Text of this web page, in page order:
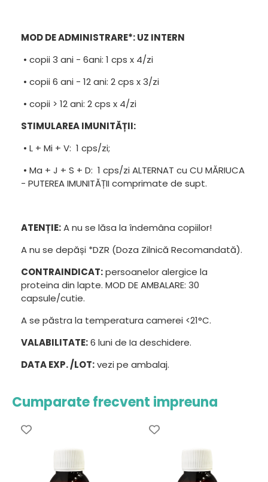
MOD DE ADMINISTRARE*: UZ INTERN
• copii 3 ani - 6ani: 1 cps x 4/zi
• copii 6 ani - 12 ani: 2 cps x 3/zi
• copii > 12 ani: 2 cps x 4/zi
STIMULAREA IMUNITĂȚII:
• L + Mi + V: 1 cps/zi;
• Ma + J + S + D: 1 cps/zi ALTERNAT cu CU MĂRIUCA
- PUTEREA IMUNITĂȚII comprimate de supt.
ATENȚIE:A nu se lăsa la îndemâna copiilor!
A nu se depăși *DZR (Doza Zilnică Recomandată).
CONTRAINDICAT:persoanelor alergice la
proteina din lapte. MOD DE AMBALARE: 30
capsule/cutie.
A se păstra la temperatura camerei <21°C.
VALABILITATE:6 luni de Ia deschidere.
DATA EXP. /LOT:vezi pe ambalaj.
Cumparate frecvent impreuna